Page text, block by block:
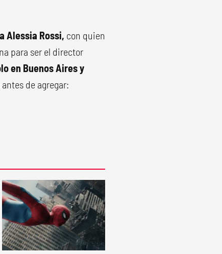
a Alessia Rossi, con quien
para ser el director
en Buenos Aires y
de agregar: